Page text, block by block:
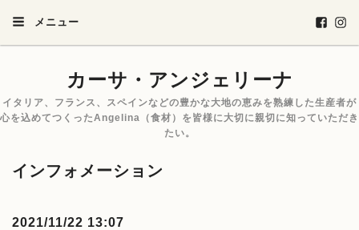
メニュー
カーサ・アンジェリーナ
イタリア、フランス、スペインなどの豊かな大地の恵みを熟練した生産者が
心を込めてつくったAngelina（食材）を皆様に大切に親切に知っていただき
たい。
インフォメーション
2021/11/22 13:07